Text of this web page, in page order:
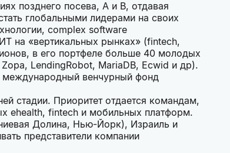
позднего посева, А и B, отдавая
глобальными лидерами на своих
complex software
на «вертикальных рынках» (fintech,
в его портфеле больше 40 молодых
LendingRobot, MariaDB, Ecwid и др).
международный венчурный фонд
стадии. Приоритет отдается командам,
ehealth, fintech и мобильных платформ.
Долина, Нью-Йорк), Израиль и
представители компании